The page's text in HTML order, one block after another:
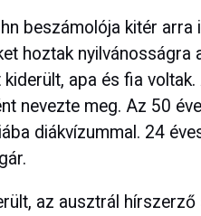
beszámolója kitér
hoztak
kiderült, apa és fia
nevezte meg. Az 50
diákvízummal. 24
az ausztrál